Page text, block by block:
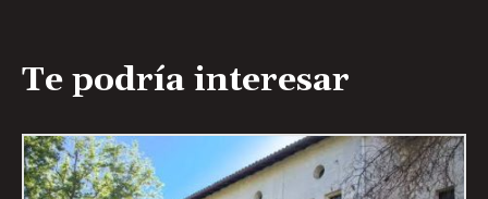
Te podría interesar